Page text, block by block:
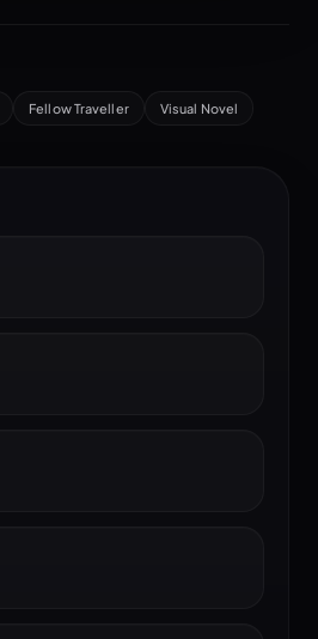
Fellow Traveller Visual Novel